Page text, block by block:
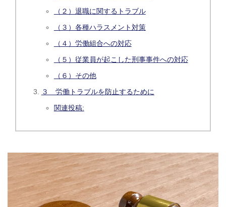
（２）退職に関するトラブル
（３）各種ハラスメント対策
（４）労働組合への対応
（５）従業員が起こした刑事事件への対応
（６）その他
３ 労働トラブルを防止するために
関連投稿: